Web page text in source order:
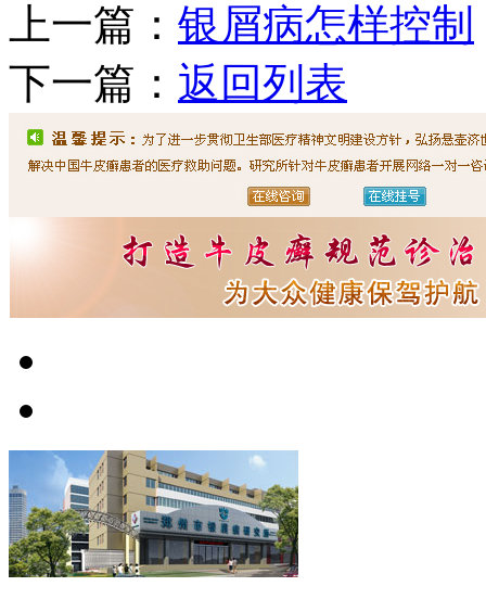
上一篇： 银屑病怎样控制
下一篇： 返回列表